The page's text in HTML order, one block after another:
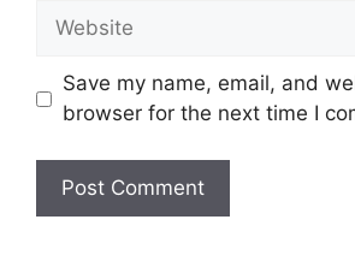
Website
Save my name, email, and
browser for the next time I